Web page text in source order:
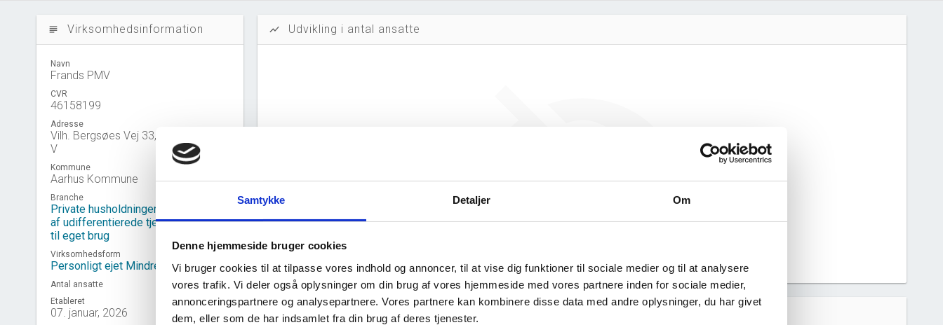
Samtykke Detaljer Om
Denne hjemmeside bruger cookies
Vi bruger cookies til at tilpasse vores indhold og annoncer, til at vise dig funktioner til sociale medier og til at analysere
vores trafik. Vi deler også oplysninger om din brug af vores hjemmeside med vores partnere inden for sociale medier,
annonceringspartnere og analysepartnere. Vores partnere kan kombinere disse data med andre oplysninger, du har givet
dem, eller som de har indsamlet fra din brug af deres tjenester.
subject Virksomhedsinformation
Navn
Frands PMV
CVR
46158199
Adresse
Vilh. Bergsøes Vej 33, 8210 Aarhus
V
Kommune
Aarhus Kommune
Branche
Private husholdningers produktion
af udifferentierede tjenesteydelser
til eget brug
Virksomhedsform
Personligt ejet Mindre Virksomhed
Antal ansatte
Etableret
07. januar, 2026
show_chart Udvikling i antal ansatte
generere figuren for denne virksomhed.
Virksomhedshistorik